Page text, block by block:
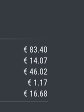
€ 83.40
€ 14.07
€ 46.02
€ 1.17
€ 16.68